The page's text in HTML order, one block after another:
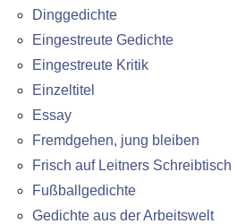
Dinggedichte
Eingestreute Gedichte
Eingestreute Kritik
Einzeltitel
Essay
Fremdgehen, jung bleiben
Frisch auf Leitners Schreibtisch
Fußballgedichte
Gedichte aus der Arbeitswelt